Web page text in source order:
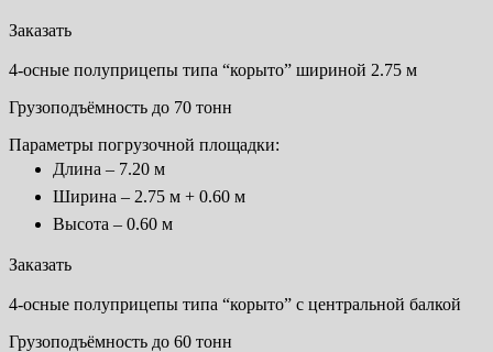
Заказать
4-осные полуприцепы типа “корыто” шириной 2.75 м
Грузоподъёмность до 70 тонн
Параметры погрузочной площадки:
Длина – 7.20 м
Ширина – 2.75 м + 0.60 м
Высота – 0.60 м
Заказать
4-осные полуприцепы типа “корыто” с центральной балкой
Грузоподъёмность до 60 тонн